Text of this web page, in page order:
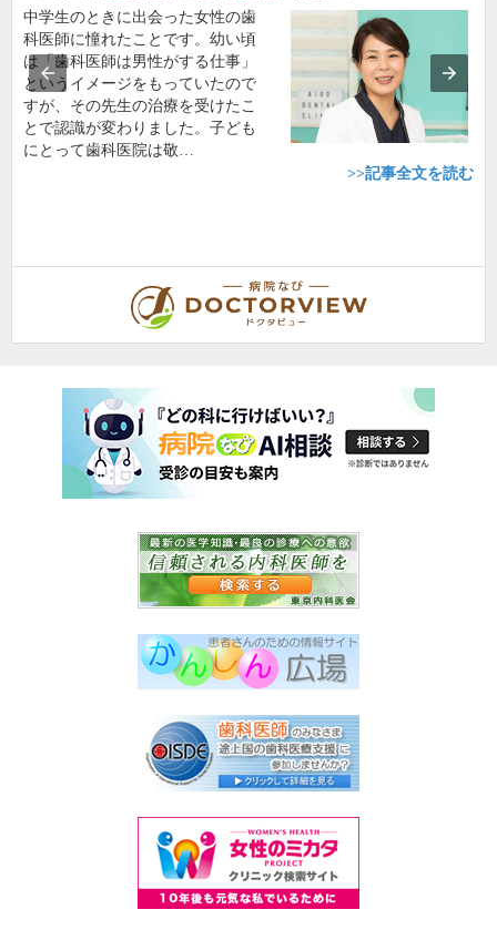
中学生のときに出会った女性の歯
科医師に憧れたことです。幼い頃
は「歯科医師は男性がする仕事」
というイメージをもっていたので
すが、その先生の治療を受けたこ
とで認識が変わりました。子ども
にとって歯科医院は敬…
>>記事全文を読む